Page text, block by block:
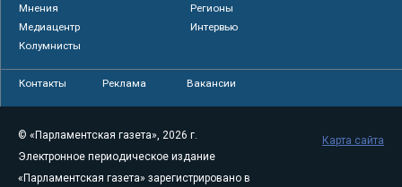
Мнения
Регионы
Медиацентр
Интервью
Колумнисты
Контакты Реклама Вакансии
© «Парламентская газета», 2026 г.
Электронное периодическое издание
«Парламентская газета» зарегистрировано в
Карта сайта